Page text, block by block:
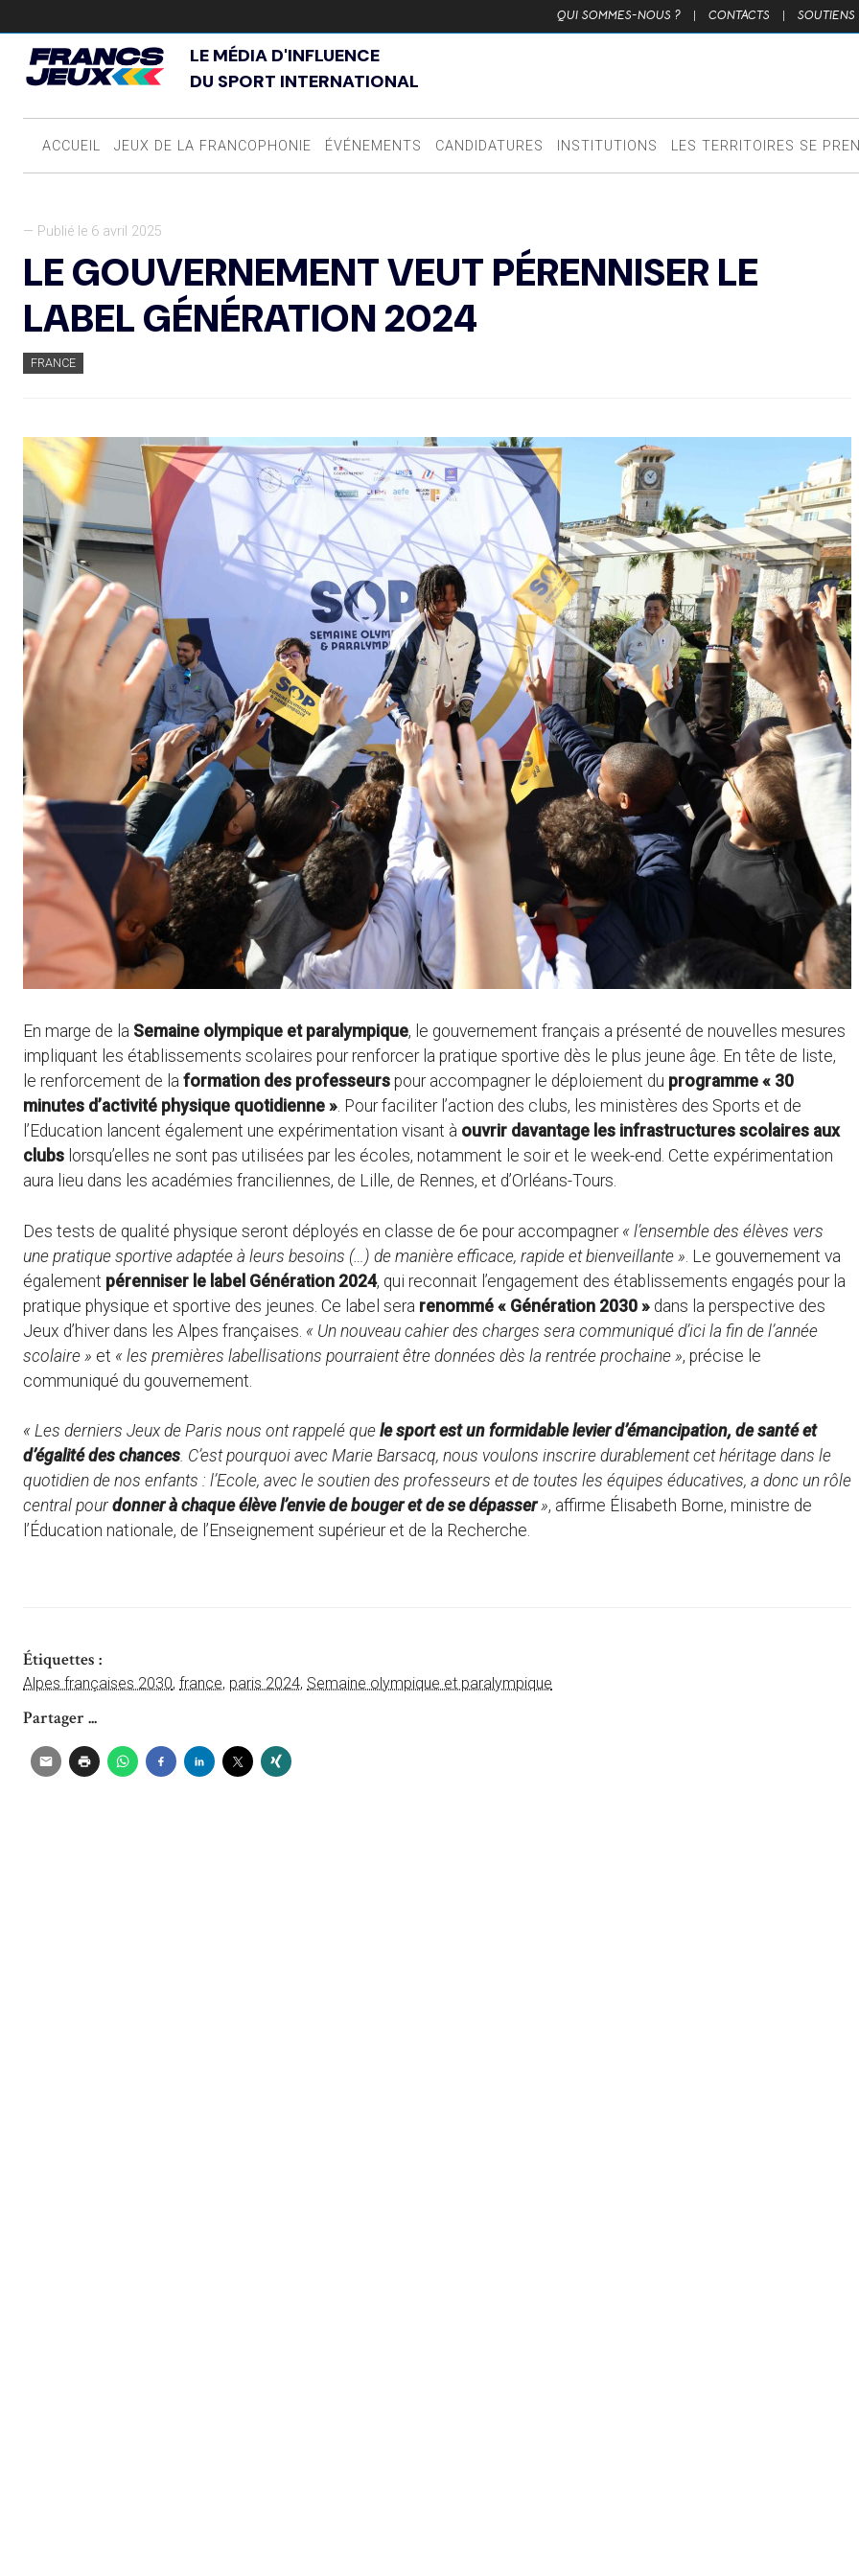
QUI SOMMES-NOUS ? | CONTACTS | SOUTIENS
LE MÉDIA D'INFLUENCE
DU SPORT INTERNATIONAL
ACCUEIL JEUX DE LA FRANCOPHONIE ÉVÉNEMENTS CANDIDATURES INSTITUTIONS LES TERRITOIRES SE
— Publié le 6 avril 2025
LE GOUVERNEMENT VEUT PÉRENNISER LE
LABEL GÉNÉRATION 2024
FRANCE
En marge de la Semaine olympique et paralympique, le gouvernement français a présenté de nouvelles mesures
impliquant les établissements scolaires pour renforcer la pratique sportive dès le plus jeune âge. En tête de liste,
le renforcement de la formation des professeurs pour accompagner le déploiement du programme « 30
minutes d’activité physique quotidienne ». Pour faciliter l’action des clubs, les ministères des Sports et de
l’Education lancent également une expérimentation visant à ouvrir davantage les infrastructures scolaires aux
clubs lorsqu’elles ne sont pas utilisées par les écoles, notamment le soir et le week-end. Cette expérimentation
aura lieu dans les académies franciliennes, de Lille, de Rennes, et d’Orléans-Tours.
Des tests de qualité physique seront déployés en classe de 6e pour accompagner « l’ensemble des élèves vers
une pratique sportive adaptée à leurs besoins (…) de manière efficace, rapide et bienveillante » . Le gouvernement va
également pérenniser le label Génération 2024, qui reconnait l’engagement des établissements engagés pour la
pratique physique et sportive des jeunes. Ce label sera renommé « Génération 2030 » dans la perspective des
Jeux d’hiver dans les Alpes françaises. « Un nouveau cahier des charges sera communiqué d’ici la fin de l’année
scolaire » et « les premières labellisations pourraient être données dès la rentrée prochaine », précise le
communiqué du gouvernement.
« Les derniers Jeux de Paris nous ont rappelé que le sport est un formidable levier d’émancipation, de santé et
d’égalité des chances. C’est pourquoi avec Marie Barsacq, nous voulons inscrire durablement cet héritage dans le
quotidien de nos enfants : l’Ecole, avec le soutien des professeurs et de toutes les équipes éducatives, a donc un rôle
central pourdonner à chaque élève l’envie de bouger et de se dépasser », affirme Élisabeth Borne, ministre de
l’Éducation nationale, de l’Enseignement supérieur et de la Recherche.
Étiquettes :
Alpes françaises 2030, france, paris 2024, Semaine olympique et paralympique
Partager ...